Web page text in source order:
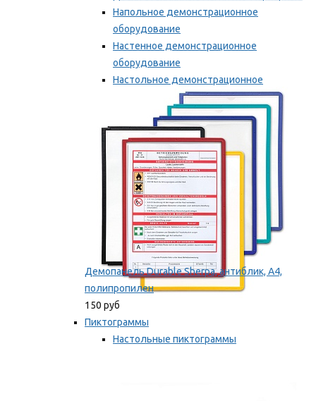
Напольное демонстрационное
оборудование
Настенное демонстрационное
оборудование
Настольное демонстрационное
оборудование
Мы рекомендуем
Демопанель Durable Sherpa, антиблик, А4,
полипропилен
150 руб
Пиктограммы
Настольные пиктограммы